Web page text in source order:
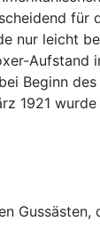
für
nur leicht
Aufstand
Beginn
1921
Gussästen,